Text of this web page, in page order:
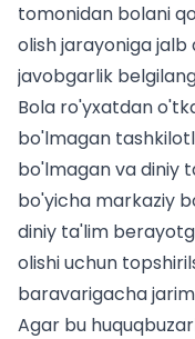
tomonidan bolani
olish jarayoniga
javobgarlik
Bola ro'yxatdan
bo'lmagan
bo'lmagan va diniy
bo'yicha markaziy
diniy ta'lim
olishi uchun
baravarigacha
Agar bu